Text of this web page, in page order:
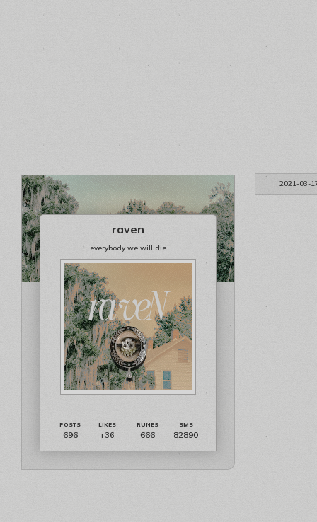
2021-03-
raven
everybody we will die
696 +36 666 82890